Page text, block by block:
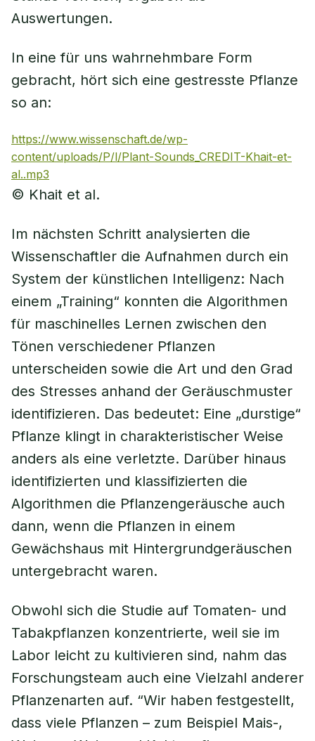
Auswertungen.
In eine für uns wahrnehmbare Form
gebracht, hört sich eine gestresste Pflanze
so an:
https://www.wissenschaft.de/wp-
content/uploads/P/l/Plant-Sounds_CREDIT-Khait-et-
al..mp3
© Khait et al.
Im nächsten Schritt analysierten die
Wissenschaftler die Aufnahmen durch ein
System der künstlichen Intelligenz: Nach
einem „Training“ konnten die Algorithmen
für maschinelles Lernen zwischen den
Tönen verschiedener Pflanzen
unterscheiden sowie die Art und den Grad
des Stresses anhand der Geräuschmuster
identifizieren. Das bedeutet: Eine „durstige“
Pflanze klingt in charakteristischer Weise
anders als eine verletzte. Darüber hinaus
identifizierten und klassifizierten die
Algorithmen die Pflanzengeräusche auch
dann, wenn die Pflanzen in einem
Gewächshaus mit Hintergrundgeräuschen
untergebracht waren.
Obwohl sich die Studie auf Tomaten- und
Tabakpflanzen konzentrierte, weil sie im
Labor leicht zu kultivieren sind, nahm das
Forschungsteam auch eine Vielzahl anderer
Pflanzenarten auf. “Wir haben festgestellt,
dass viele Pflanzen – zum Beispiel Mais-,